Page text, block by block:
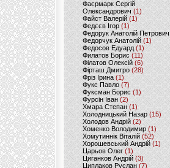
Фаєрмарк Сергій
Олександрович (1)
Файст Валерій(1)
Федєєв Ігор (1)
Федорук Анатолій Петрович
Федорчук Анатолій (1)
Федосов Едуард (1)
Филатов Борис (11)
Філатов Олексій (6)
Фірташ Дмитро (28)
Фріз Ірина (1)
Фукс Павло (7)
Фуксман Борис (1)
Фурсін Іван (2)
Хмара Степан(1)
Холодницький Назар(15)
Холодов Андрій (2)
Хоменко Володимир (1)
Хомутиннік Віталій (52)
Хорошевський Андрій (1)
Царьов Олег (1)
Циганков Андрій (3)
Циплаков Руслан(7)